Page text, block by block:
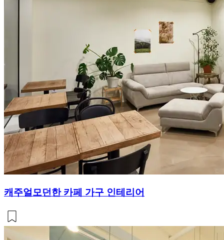
캐주얼모던한 카페 가구 인테리어